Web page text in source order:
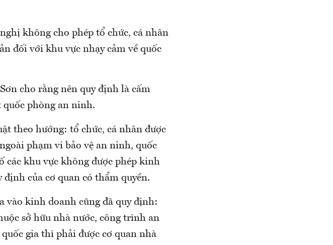
không cho phép tổ chức, cá nhân
đối với khu vực nhạy cảm về quốc
cho rằng nên quy định là cấm
quốc phòng an ninh.
theo hướng: tổ chức, cá nhân được
phạm vi bảo vệ an ninh, quốc
các khu vực không được phép kinh
của cơ quan có thẩm quyền.
vào kinh doanh cũng đã quy định:
sở hữu nhà nước, công trình an
gia thì phải được cơ quan nhà